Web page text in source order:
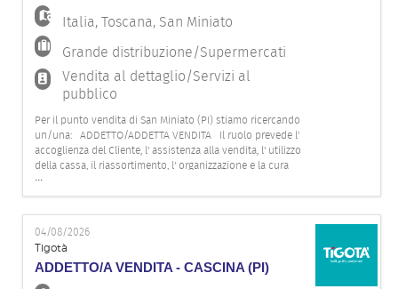
DE
ES
PT
Italia,Toscana, San Miniato
Grande distribuzione/Supermercati
Vendita al dettaglio/Servizi al
pubblico
Per il punto vendita di San Miniato (PI) stiamo ricercando
un/una: ADDETTO/ADDETTA VENDITA Il ruolo prevede l'
accoglienza del Cliente, l' assistenza alla vendita, l' utilizzo
della cassa, il riassortimento, l' organizzazione e la cura
degli spazi espositivi e del magazzino. Il profilo ideale
dovrebbe possedere le seguenti caratteristic
...
04/08/2026
Tigotà
ADDETTO/A VENDITA - CASCINA (PI)